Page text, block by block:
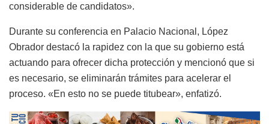
considerable de candidatos».
Durante su conferencia en Palacio Nacional, López
Obrador destacó la rapidez con la que su gobierno está
actuando para ofrecer dicha protección y mencionó que si
es necesario, se eliminarán trámites para acelerar el
proceso. «En esto no se puede titubear», enfatizó.